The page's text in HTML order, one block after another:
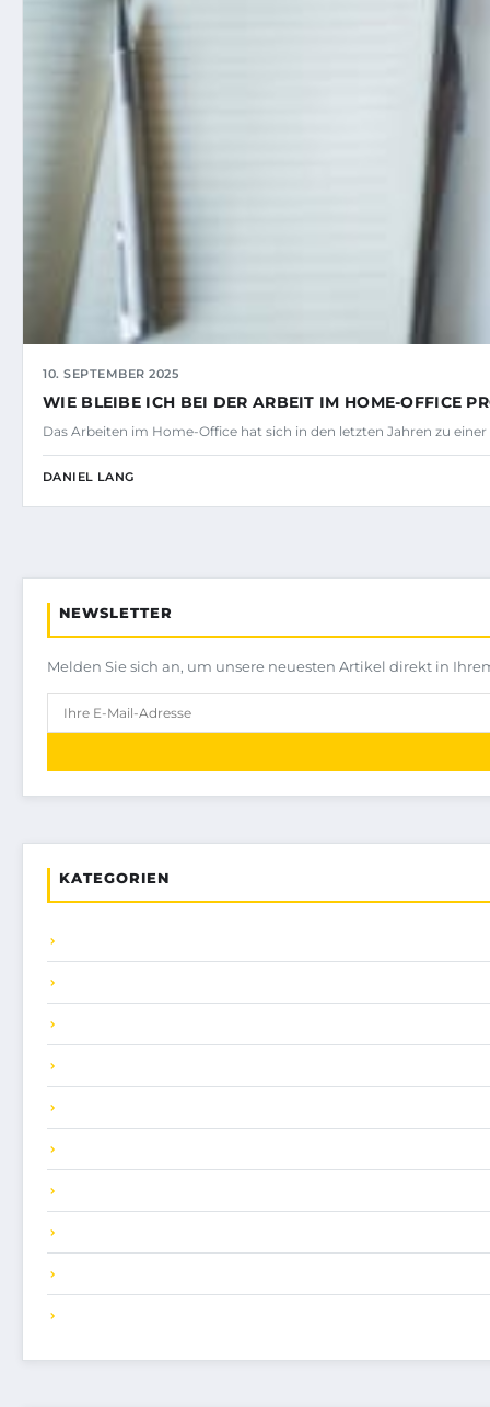
10. SEPTEMBER 2025
WIE BLEIBE ICH BEI DER ARBEIT IM HOME-OFFICE
Das Arbeiten im Home-Office hat sich in den letzten Jahren zu
DANIEL LANG
NEWSLETTER
Melden Sie sich an, um unsere neuesten Artikel direkt in
KATEGORIEN